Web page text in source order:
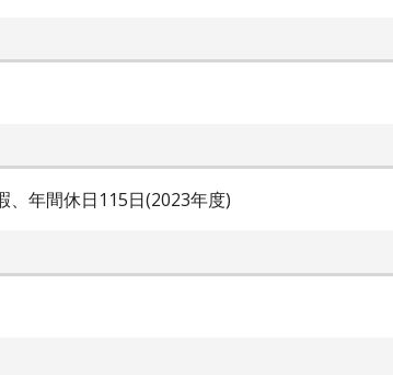
、年間休日115日(2023年度)